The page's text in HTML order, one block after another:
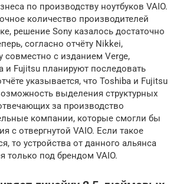
по производству ноутбуков VAIO.
количество производителей
решение Sony казалось достаточно
согласно отчёту Nikkei,
совместно с изданием Verge,
и Fujitsu планируют последовать
указывается, что Toshiba и Fujitsu
выделения структурных
за производство
компании, которые смогли бы
с отвергнутой VAIO. Если такое
то устройства от данного альянса
только под брендом VAIO.